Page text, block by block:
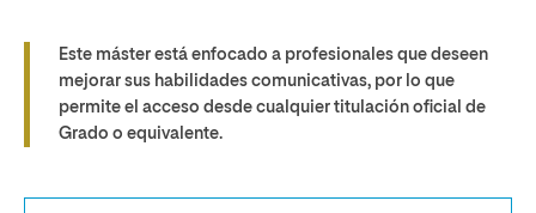
Este máster está enfocado a profesionales que deseen
mejorar sus habilidades comunicativas, por lo que
permite el acceso desde cualquier titulación oficial de
Grado o equivalente.